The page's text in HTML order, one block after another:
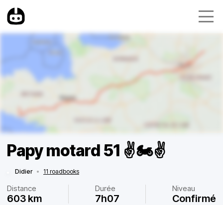
Papy motard 51 ✌️🏍️✌️
Didier • 11 roadbooks
Distance
603 km
Durée
7h07
Niveau
Confirmé